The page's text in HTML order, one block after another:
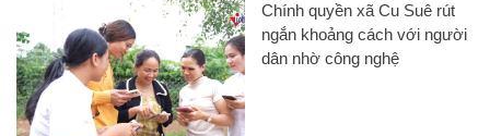
Chính quyền xã Cu Suê rút
ngắn khoảng cách với người
dân nhờ công nghệ